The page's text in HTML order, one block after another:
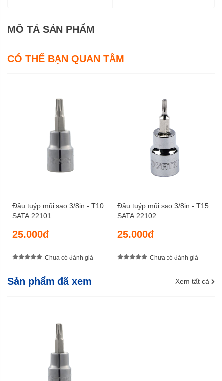
MÔ TẢ SẢN PHẨM
CÓ THỂ BẠN QUAN TÂM
Đầu tuýp mũi sao 3/8in - T10
SATA 22101
25.000đ
Chưa có đánh giá
Đầu tuýp mũi sao 3/8in - T15
SATA 22102
25.000đ
Chưa có đánh giá
Sản phẩm đã xem Xem tất cả